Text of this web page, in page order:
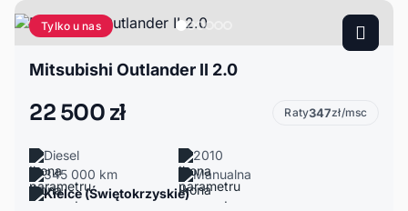
Tylko u nas
Mitsubishi Outlander II 2.0
22 500 zł Raty347zł/msc
Diesel
2010
345 000 km
Manualna
Kielce (Świętokrzyskie)